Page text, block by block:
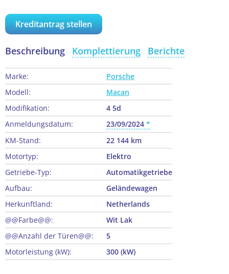
Kreditantrag stellen
Beschreibung Komplettierung Berichte
Marke:
Porsche
Modell:
Macan
Modifikation:
4 5d
Anmeldungsdatum:
23/09/2024
KM-Stand:
22 144 km
Motortyp:
Elektro
Getriebe-Typ:
Automatikgetriebe
Aufbau:
Geländewagen
Herkunftland:
Netherlands
@@Farbe@@:
Wit Lak
@@Anzahl der Türen@@:
5
Motorleistung (kW):
300 (kW)